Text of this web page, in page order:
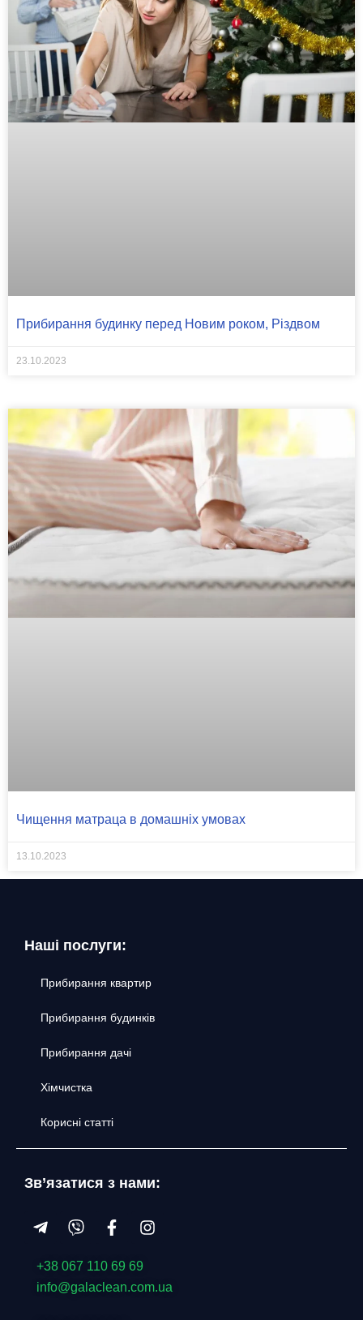
Прибирання будинку перед Новим роком, Різдвом
23.10.2023
Чищення матраца в домашніх умовах
13.10.2023
Наші послуги:
Прибирання квартир
Прибирання будинків
Прибирання дачі
Хімчистка
Корисні статті
Зв’язатися з нами:
+38 067 110 69 69
info@galaclean.com.ua